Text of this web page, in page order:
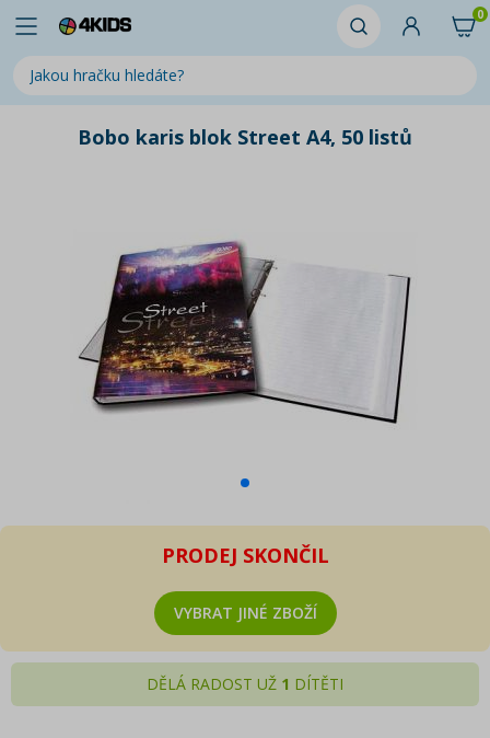
0
Bobo karis blok Street A4, 50 listů
PRODEJ SKONČIL
VYBRAT JINÉ ZBOŽÍ
DĚLÁ RADOST UŽ 1 DÍTĚTI